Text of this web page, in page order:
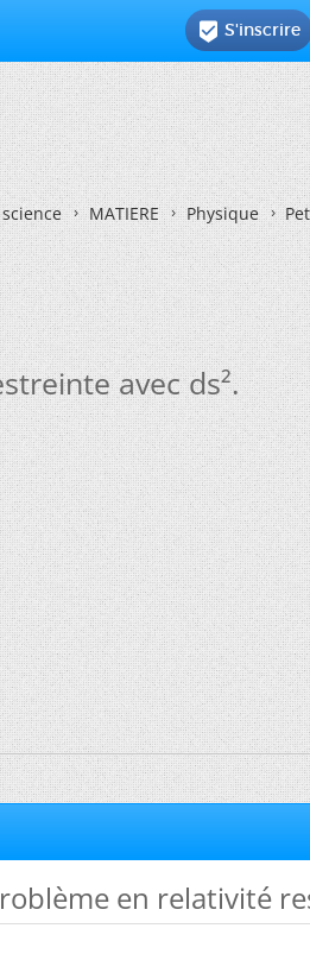
 S'inscrire
MATIERE Physique
avec ds².
en relativité